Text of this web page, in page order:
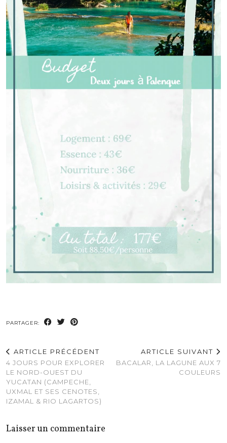
PARTAGER:
ARTICLE PRÉCÉDENT
4 JOURS POUR EXPLORER
LE NORD-OUEST DU
YUCATAN (CAMPECHE,
UXMAL ET SES CENOTES,
IZAMAL & RIO LAGARTOS)
ARTICLE SUIVANT
BACALAR, LA LAGUNE AUX 7
COULEURS
Laisser un commentaire